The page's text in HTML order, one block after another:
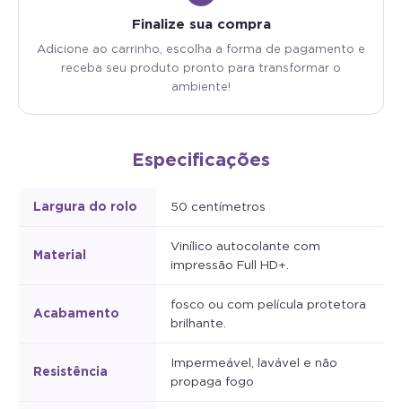
Finalize sua compra
Adicione ao carrinho, escolha a forma de pagamento e
receba seu produto pronto para transformar o
ambiente!
Especificações
Largura do rolo 50 centímetros
Material
Vinílico autocolante com
impressão Full HD+.
Acabamento
fosco ou com película protetora
brilhante.
Resistência
Impermeável, lavável e não
propaga fogo